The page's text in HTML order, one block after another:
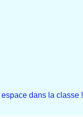
dans la classe !